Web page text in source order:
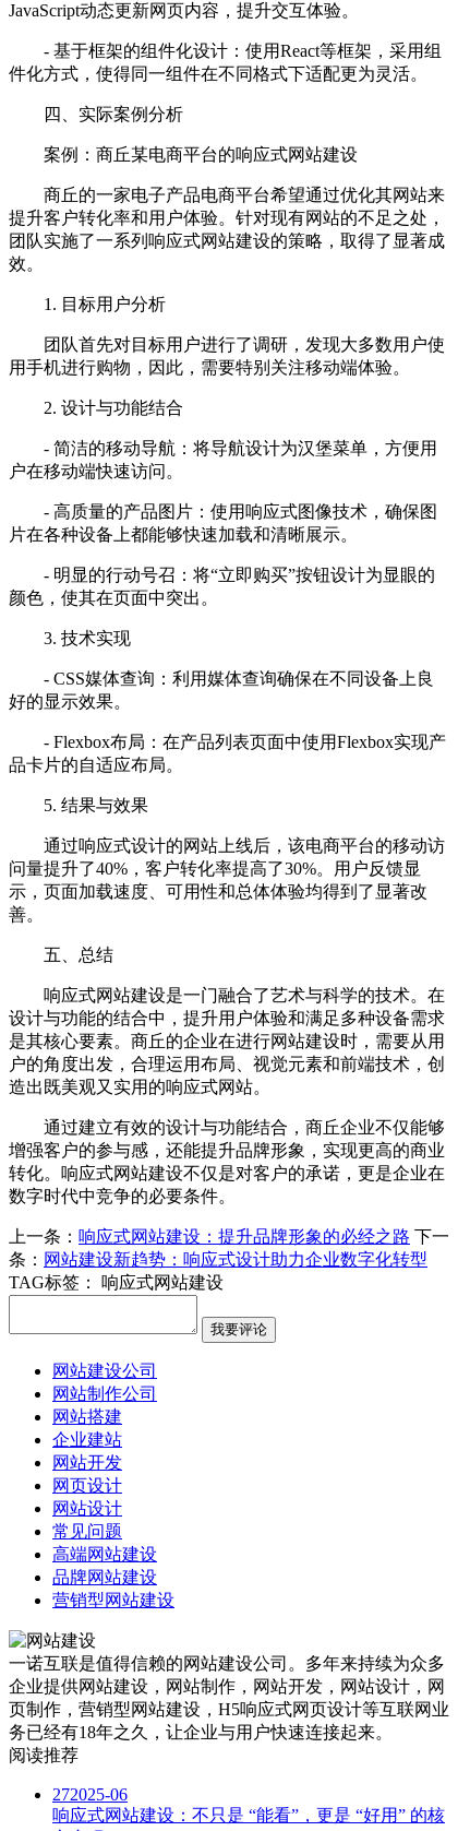
JavaScript动态更新网页内容，提升交互体验。
- 基于框架的组件化设计：使用React等框架，采用组
件化方式，使得同一组件在不同格式下适配更为灵活。
四、实际案例分析
案例：商丘某电商平台的响应式网站建设
商丘的一家电子产品电商平台希望通过优化其网站来
提升客户转化率和用户体验。针对现有网站的不足之处，
团队实施了一系列响应式网站建设的策略，取得了显著成
效。
1. 目标用户分析
团队首先对目标用户进行了调研，发现大多数用户使
用手机进行购物，因此，需要特别关注移动端体验。
2. 设计与功能结合
- 简洁的移动导航：将导航设计为汉堡菜单，方便用
户在移动端快速访问。
- 高质量的产品图片：使用响应式图像技术，确保图
片在各种设备上都能够快速加载和清晰展示。
- 明显的行动号召：将“立即购买”按钮设计为显眼的
颜色，使其在页面中突出。
3. 技术实现
- CSS媒体查询：利用媒体查询确保在不同设备上良
好的显示效果。
- Flexbox布局：在产品列表页面中使用Flexbox实现产
品卡片的自适应布局。
5. 结果与效果
通过响应式设计的网站上线后，该电商平台的移动访
问量提升了40%，客户转化率提高了30%。用户反馈显
示，页面加载速度、可用性和总体体验均得到了显著改
善。
五、总结
响应式网站建设是一门融合了艺术与科学的技术。在
设计与功能的结合中，提升用户体验和满足多种设备需求
是其核心要素。商丘的企业在进行网站建设时，需要从用
户的角度出发，合理运用布局、视觉元素和前端技术，创
造出既美观又实用的响应式网站。
通过建立有效的设计与功能结合，商丘企业不仅能够
增强客户的参与感，还能提升品牌形象，实现更高的商业
转化。响应式网站建设不仅是对客户的承诺，更是企业在
数字时代中竞争的必要条件。
上一条： 响应式网站建设：提升品牌形象的必经之路 下一
条： 网站建设新趋势：响应式设计助力企业数字化转型
TAG标签：
响应式网站建设
网站建设公司
网站制作公司
网站搭建
企业建站
网站开发
网页设计
网站设计
常见问题
高端网站建设
品牌网站建设
营销型网站建设
一诺互联是值得信赖的网站建设公司。多年来持续为众多
企业提供网站建设，网站制作，网站开发，网站设计，网
页制作，营销型网站建设，H5响应式网页设计等互联网业
务已经有18年之久，让企业与用户快速连接起来。
阅读推荐
272025-06
响应式网站建设：不只是 “能看”，更是 “好用” 的核